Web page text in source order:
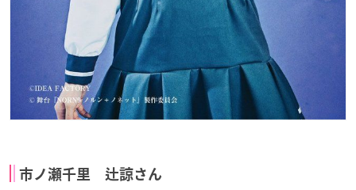
市ノ瀬千里 辻諒さん